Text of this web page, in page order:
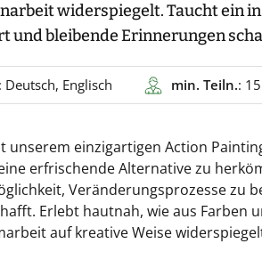
widerspiegelt. Taucht ein
und bleibende Erinnerungen
: Deutsch, Englisch min. Teiln.: 15
einzigartigen Action
erfrischende Alternative zu
Veränderungsprozesse zu
Erlebt hautnah, wie aus Farben
auf kreative Weise